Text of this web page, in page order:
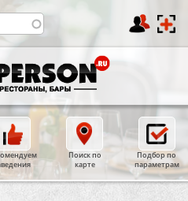
Поиск по
карте
Подбор по
параметрам